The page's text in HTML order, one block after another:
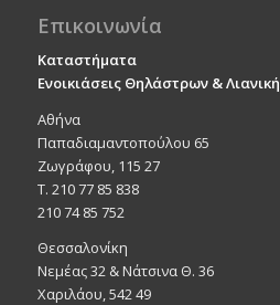
Επικοινωνία
Καταστήματα
Ενοικιάσεις Θηλάστρων & Λιανική
Αθήνα
Παπαδιαμαντοπούλου 65
Ζωγράφου, 115 27
Τ. 210 77 85 838
210 74 85 752
Θεσσαλονίκη
Νεμέας 32 & Νάτσινα Θ. 36
Χαριλάου, 542 49